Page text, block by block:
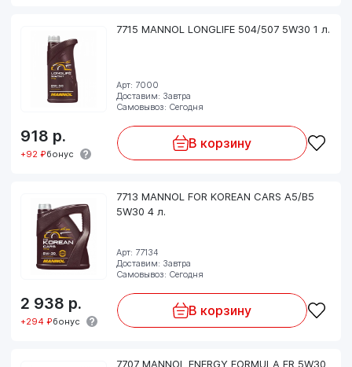
7715 MANNOL LONGLIFE 504/507 5W30 1 л.
Арт: 7000
Доставим: Завтра
Самовывоз: Сегодня
918 р.
+92 ₽бонус
В корзину
7713 MANNOL FOR KOREAN CARS A5/B5
5W30 4 л.
Арт: 77134
Доставим: Завтра
Самовывоз: Сегодня
2 938 р.
+294 ₽бонус
В корзину
7707 MANNOL ENERGY FORMULA FR 5W30